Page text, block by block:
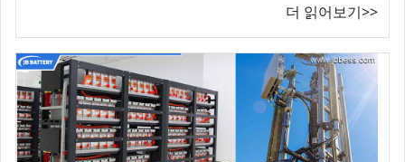
더 읽어보기>>